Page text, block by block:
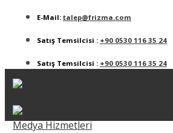
content
E-Mail: talep@frizma.com
Satış Temsilcisi : +90 0530 116 35 24
Satış Temsilcisi : +90 0530 116 35 24